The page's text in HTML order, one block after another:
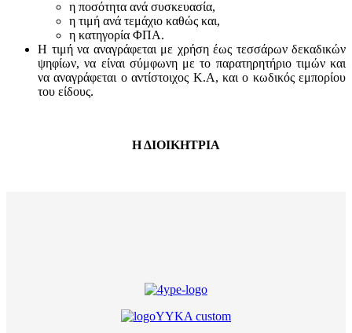
η ποσότητα ανά συσκευασία,
η τιμή ανά τεμάχιο καθώς και,
η κατηγορία ΦΠΑ.
Η τιμή να αναγράφεται με χρήση έως τεσσάρων δεκαδικών
ψηφίων, να είναι σύμφωνη με το παρατηρητήριο τιμών και
να αναγράφεται ο αντίστοιχος Κ.Α, και ο κωδικός εμπορίου
του είδους.
Η ΔΙΟΙΚΗΤΡΙΑ